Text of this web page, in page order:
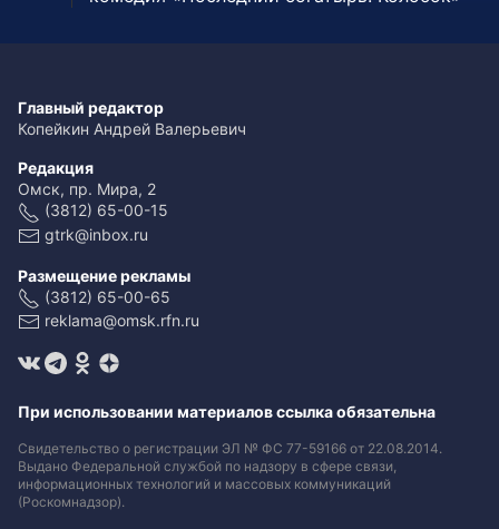
Главный редактор
Копейкин Андрей Валерьевич
Редакция
Омск, пр. Мира, 2
(3812) 65-00-15
gtrk@inbox.ru
Размещение рекламы
(3812) 65-00-65
reklama@omsk.rfn.ru
При использовании материалов ссылка обязательна
Свидетельство о регистрации ЭЛ № ФС 77-59166 от 22.08.2014.
Выдано Федеральной службой по надзору в сфере связи,
информационных технологий и массовых коммуникаций
(Роскомнадзор).